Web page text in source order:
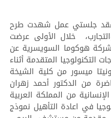
عقد جلستي عمل شهدت طرح
خلال الأولى عرضت
هوكوما السويسرية عن
التكنولوجيا المتقدمة أثناء
ميسور من كلية الشيخة
من الدكتور أحمد زهران
من المملكة العربية
في اعادة التأهيل نموذج